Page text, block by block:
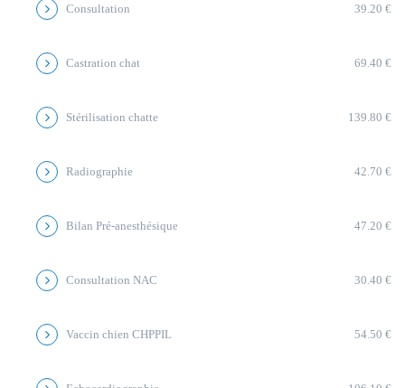
Consultation 39.20 €
Castration chat 69.40 €
Stérilisation chatte 139.80 €
Radiographie 42.70 €
Bilan Pré-anesthésique 47.20 €
Consultation NAC 30.40 €
Vaccin chien CHPPIL 54.50 €